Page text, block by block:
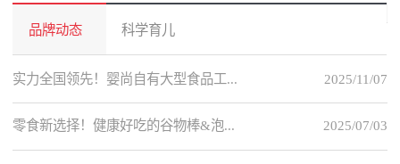
品牌动态 科学育儿
2025/11/07
实力全国领先！婴尚自有大型食品工...
2025/07/03
零食新选择！健康好吃的谷物棒&泡...